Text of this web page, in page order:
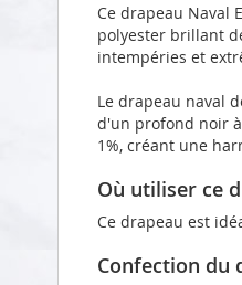
Ce drapeau Naval
polyester brillant
intempéries et
Le drapeau naval
d'un profond noir
1%, créant une
Où utiliser ce
Ce drapeau est
Confection du